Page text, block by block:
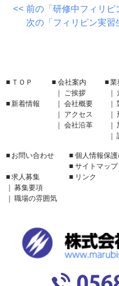
<< 前の「研修中フィリピ
次の「フィリピン実
ＴＯＰ
新着情報
会社案内
ご挨拶
会社概要
アクセス
会社沿革
業
お問い合わせ
求人募集
募集要項
職場の雰囲気
個人情報保
サイトマップ
リンク